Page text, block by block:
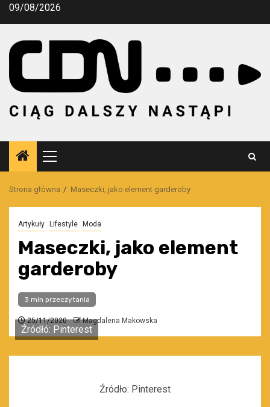
Przejdź
09/08/2026
Menu
główne
Strona główna Maseczki, jako element garderoby
Artykuły Lifestyle Moda
Maseczki, jako element
garderoby
3 min przeczytania
25/11/2020 Magdalena Makowska
Źródłó: Pinterest
Źródło: Pinterest